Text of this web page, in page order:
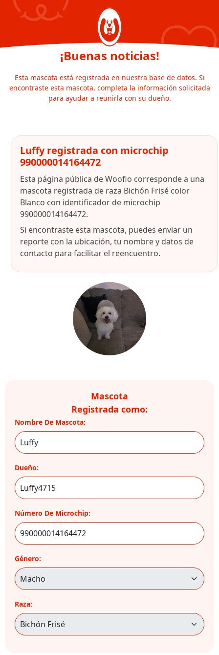
¡Buenas noticias!
Esta mascota está registrada en nuestra base de datos. Si
encontraste esta mascota, completa la información solicitada
para ayudar a reunirla con su dueño.
Luffy registrada con microchip
990000014164472
Esta página pública de Woofio corresponde a una
mascota registrada de raza Bichón Frisé color
Blanco con identificador de microchip
990000014164472.
Si encontraste esta mascota, puedes enviar un
reporte con la ubicación, tu nombre y datos de
contacto para facilitar el reencuentro.
Mascota
Registrada como:
Nombre De Mascota:
Dueño:
Número De Microchip:
Género:
Raza: